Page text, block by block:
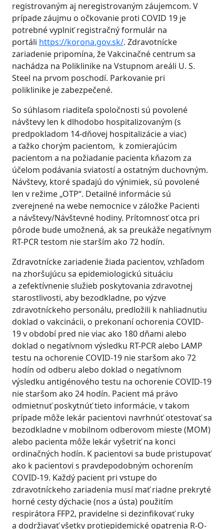
registrovaným aj neregistrovaným záujemcom. V
prípade záujmu o očkovanie proti COVID 19 je
potrebné vyplniť registračný formulár na
portáli https://korona.gov.sk/. Zdravotnícke
zariadenie pripomína, že Vakcinačné centrum sa
nachádza na Poliklinike na Vstupnom areáli U. S.
Steel na prvom poschodí. Parkovanie pri
poliklinike je zabezpečené.
So súhlasom riaditeľa spoločnosti sú povolené
návštevy len k dlhodobo hospitalizovaným (s
predpokladom 14-dňovej hospitalizácie a viac)
a ťažko chorým pacientom, k zomierajúcim
pacientom a na požiadanie pacienta kňazom za
účelom podávania sviatostí a ostatným duchovným.
Návštevy, ktoré spadajú do výnimiek, sú povolené
len v režime „OTP“. Detailné informácie sú
zverejnené na webe nemocnice v záložke Pacienti
a návštevy/Návštevné hodiny. Prítomnosť otca pri
pôrode bude umožnená, ak sa preukáže negatívnym
RT-PCR testom nie starším ako 72 hodín.
Zdravotnícke zariadenie žiada pacientov, vzhľadom
na zhoršujúcu sa epidemiologickú situáciu
a zefektívnenie služieb poskytovania zdravotnej
starostlivosti, aby bezodkladne, po výzve
zdravotníckeho personálu, predložili k nahliadnutiu
doklad o vakcinácii, o prekonaní ochorenia COVID-
19 v období pred nie viac ako 180 dňami alebo
doklad o negatívnom výsledku RT-PCR alebo LAMP
testu na ochorenie COVID-19 nie staršom ako 72
hodín od odberu alebo doklad o negatívnom
výsledku antigénového testu na ochorenie COVID-19
nie staršom ako 24 hodín. Pacient má právo
odmietnuť poskytnúť tieto informácie, v takom
prípade môže lekár pacientovi navrhnúť otestovať sa
bezodkladne v mobilnom odberovom mieste (MOM)
alebo pacienta môže lekár vyšetriť na konci
ordinačných hodín. K pacientovi sa bude pristupovať
ako k pacientovi s pravdepodobným ochorením
COVID-19. Každý pacient pri vstupe do
zdravotníckeho zariadenia musí mať riadne prekryté
horné cesty dýchacie (nos a ústa) použitím
respirátora FFP2, pravidelne si dezinfikovať ruky
a dodržiavať všetky protiepidemické opatrenia R-O-